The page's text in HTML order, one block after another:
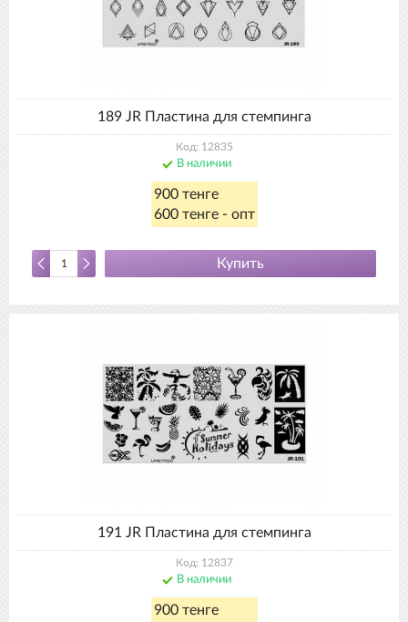
189 JR Пластина для стемпинга
Код: 12835
В наличии
900 тенге
600 тенге - опт
Купить
191 JR Пластина для стемпинга
Код: 12837
В наличии
900 тенге